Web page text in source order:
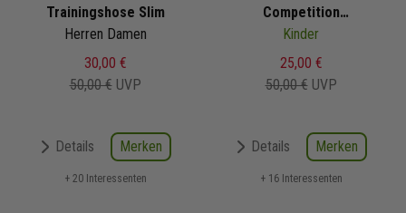
Trainingshose Slim
Herren Damen
30,00 €
50,00 € UVP
Details Merken
+ 20 Interessenten
Competition
Trainingshose
Kinder
25,00 €
50,00 € UVP
Details Merken
+ 16 Interessenten